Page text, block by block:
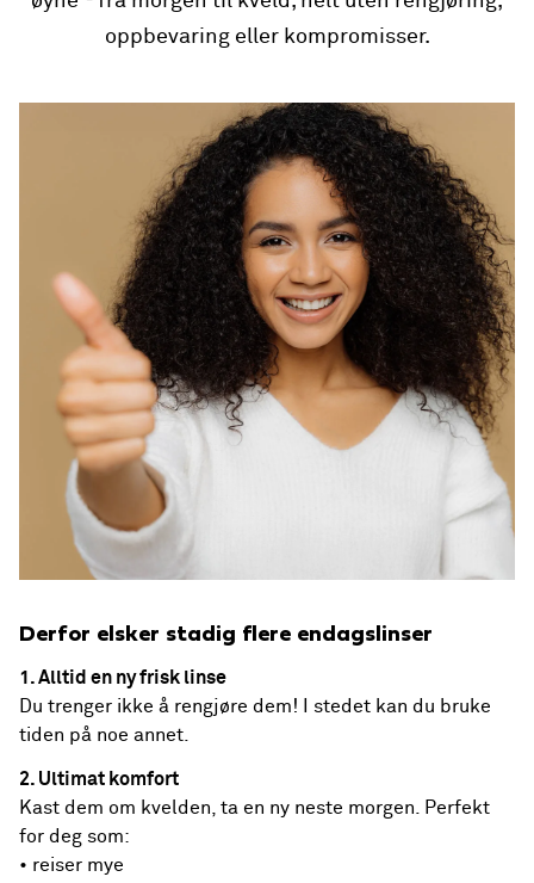
oppbevaring eller kompromisser.
Derfor elsker stadig flere endagslinser
1. Alltid en ny frisk linse
Du trenger ikke å rengjøre dem! I stedet kan du bruke
tiden på noe annet.
2. Ultimat komfort
Kast dem om kvelden, ta en ny neste morgen. Perfekt
for deg som:
• reiser mye